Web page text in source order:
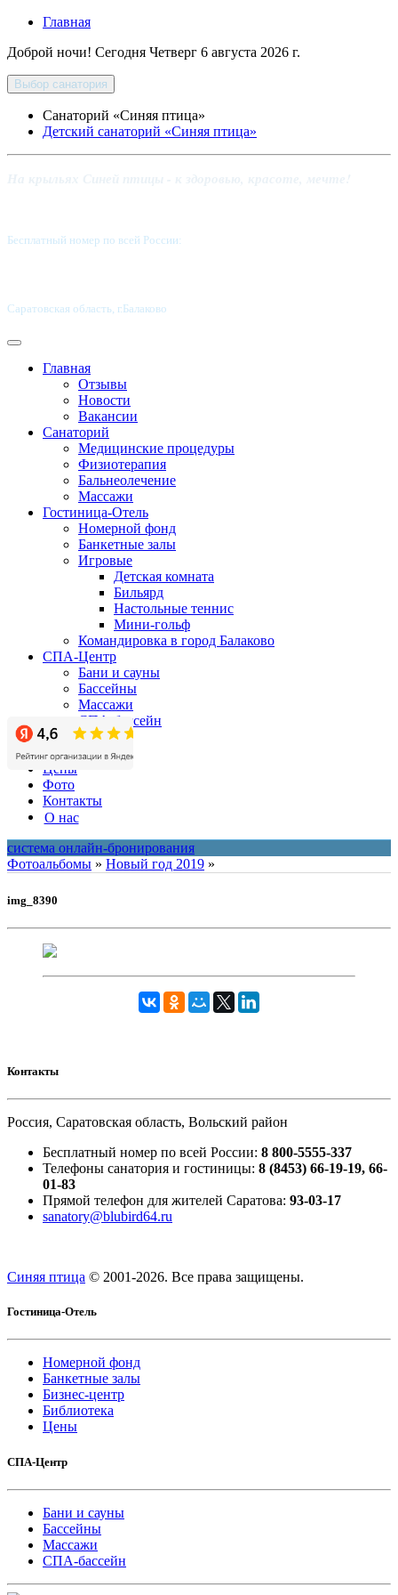
Главная
Доброй ночи! Сегодня Четверг 6 августа 2026 г.
Выбор санатория
Санаторий «Синяя птица»
Детский санаторий «Синяя птица»
Бесплатный номер по всей России:
Саратовская область, г.Балаково
Главная
Отзывы
Новости
Вакансии
Санаторий
Медицинские процедуры
Физиотерапия
Бальнеолечение
Массажи
Гостиница-Отель
Номерной фонд
Банкетные залы
Игровые
Детская комната
Бильярд
Настольные теннис
Мини-гольф
Командировка в город Балаково
СПА-Центр
Бани и сауны
Бассейны
Массажи
СПА-бассейн
Бизнес-центр
Акции
Цены
Фото
Контакты
О нас
система онлайн-бронирования
Фотоальбомы » Новый год 2019 »
img_8390
Контакты
Россия, Саратовская область, Вольский район
Бесплатный номер по всей России: 8 800-5555-337
Телефоны санатория и гостиницы: 8 (8453) 66-19-19, 66-
01-83
Прямой телефон для жителей Саратова: 93-03-17
sanatory@blubird64.ru
Синяя птица © 2001-2026. Все права защищены.
Гостиница-Отель
Номерной фонд
Банкетные залы
Бизнес-центр
Библиотека
Цены
СПА-Центр
Бани и сауны
Бассейны
Массажи
СПА-бассейн